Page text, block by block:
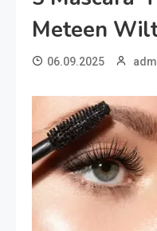
Meteen
06.09.2025